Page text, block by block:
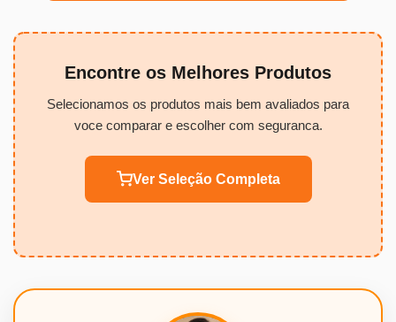
Encontre os Melhores Produtos
Selecionamos os produtos mais bem avaliados para
voce comparar e escolher com seguranca.
Ver Seleção Completa